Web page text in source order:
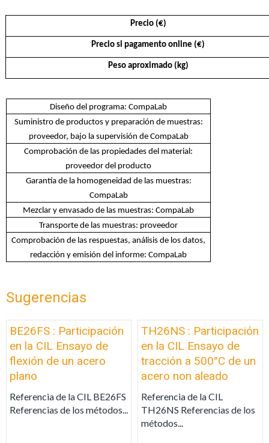
Precio (€)
Precio si pagamento online (€)
Peso aproximado (kg)
Diseño del programa: CompaLab
Suministro de productos y preparación de muestras:
proveedor, bajo la supervisión de CompaLab
Comprobación de las propiedades del material:
proveedor del producto
Garantía de la homogeneidad de las muestras:
CompaLab
Mezclar y envasado de las muestras: CompaLab
Transporte de las muestras: proveedor
Comprobación de las respuestas, análisis de los datos,
redacción y emisión del informe: CompaLab
Sugerencias
BE26FS : Participación
en la CIL Ensayo de
flexión de un acero
plano
Referencia de la CIL BE26FS
Referencias de los métodos...
TH26NS : Participación
en la CIL Ensayo de
tracción a 500°C de un
acero non aleado
Referencia de la CIL
TH26NS Referencias de los
métodos...